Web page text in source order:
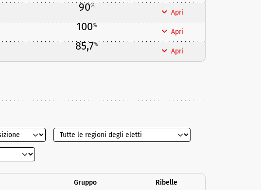
90%
Apri
100%
Apri
85,7%
Apri
Gruppo Ribelle